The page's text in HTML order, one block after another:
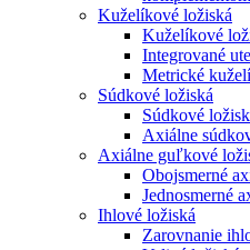
Kuželíkové ložiská
Kuželíkové
Integrované
Metrické
Súdkové ložiská
Súdkové
Axiálne
Axiálne guľkové
Obojsmerné
Jednosmerné
Ihlové ložiská
Zarovnanie